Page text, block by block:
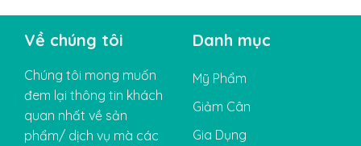
Về chúng tôi
Chúng tôi mong muốn
đem lại thông tin khách
quan nhất về sản
phẩm/ dịch vụ mà các
Danh mục
Mỹ Phẩm
Giảm Cân
Gia Dụng